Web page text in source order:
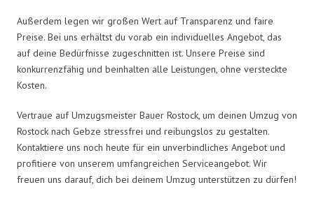
Außerdem legen wir großen Wert auf Transparenz und faire
Preise. Bei uns erhältst du vorab ein individuelles Angebot, das
auf deine Bedürfnisse zugeschnitten ist. Unsere Preise sind
konkurrenzfähig und beinhalten alle Leistungen, ohne versteckte
Kosten.
Vertraue auf Umzugsmeister Bauer Rostock, um deinen Umzug von
Rostock nach Gebze stressfrei und reibungslos zu gestalten.
Kontaktiere uns noch heute für ein unverbindliches Angebot und
profitiere von unserem umfangreichen Serviceangebot. Wir
freuen uns darauf, dich bei deinem Umzug unterstützen zu dürfen!